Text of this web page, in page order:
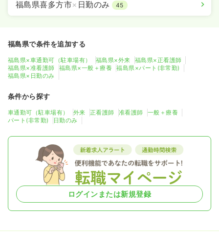
福島県喜多方市× 日勤のみ 45
福島県で条件を追加する
福島県×車通勤可（駐車場有） 福島県×外来
福島県×正看護師
福島県×准看護師
福島県×一般＋療養
福島県×パート(非常勤)
福島県×日勤のみ
条件から探す
車通勤可（駐車場有） 外来 正看護師 准看護師
一般＋療養
パート(非常勤)
日勤のみ
ログインまたは新規登録